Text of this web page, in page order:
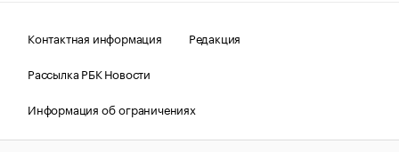
Контактная информация
Редакция
Рассылка РБК Новости
Информация об ограничениях
Правовая информация
О соблюдении авторских прав